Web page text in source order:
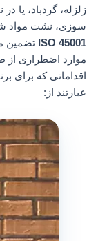
زلزله، گردباد، یا
سوزی، نشت مواد
ISO 45001تضمین
موارد اضطراری از
اقداماتی که برای
عبارتند از: